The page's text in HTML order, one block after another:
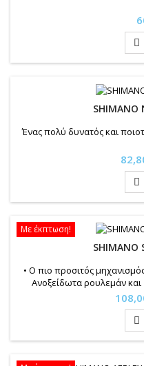

SHIMANO
Ένας πολύ δυνατός και
Τιμή

Με έκπτωση!
SHIMANO
• Ο πιο προσιτός
Ανοξείδωτα ρουλεμάν
μέγιστη απόδοση •
την απόδοση στις βολές •
γκάμα μοντέλων
τεχνικές • Εξαιρετικά
Τιμή
